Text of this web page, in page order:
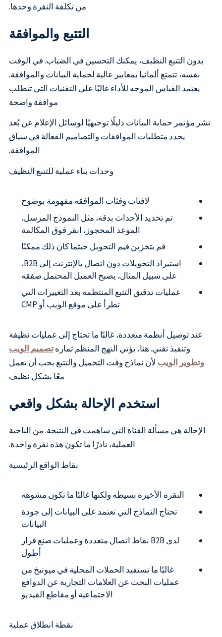
من تكلفة النقرة وحدها.
التتبع والموافقة
بدون التتبع النظيف، يمكنك التحسين في الضباب. في الوقت
نفسه، تتمتع ألمانيا بمعايير عالية لحماية البيانات والموافقة.
يعتمد القياس الموجه للأداء غالبًا على التقنيات التي تتطلب
موافقة واضحة
نشر مؤتمر حماية البيانات دليلًا توجيهيًا لوسائل الإعلام عن بُعد
يحدد متطلبات الموافقات والتصاميم الفعالة في سياق
الموافقة.
وحدات بناء عملية للتتبع النظيف
لافتات وفئات الموافقة مفهومة بوضوح
تم تحديد الأحداث بدقة، مثل النموذج المرسل،
الموعد المحجوز، انقر فوق المكالمة
قم بتخزين قيم التحويل حيثما كان ذلك ممكنًا
استيراد التحويلات دون اتصال بالإنترنت إلى B2B،
على سبيل المثال، يصبح العميل المحتمل صفقة
عمليات تدقيق التتبع المنتظمة بعد التغييرات التي
تطرأ على موقع الويب أو CMP
عند توصيل أنظمة متعددة، غالبًا ما تحتاج إلى عمليات نظيفة
وتنفيذ تقني. هنا، يؤتي النهج المنظم ثمارهتصميم الويب
وتطوير الويب لأن نماذج وقت التحميل والتتبع يجب أن تعمل
معًا بشكل نظيف
استخدم الإحالة بشكل واقعي
الإحالة هي مسألة القناة التي ساهمت في النتيجة. من الناحية
العملية، نادرًا ما تكون هذه نقرة واحدة.
نقاط الواقع الرئيسية
النقرة الأخيرة بسيطة ولكنها غالبًا ما تكون مشوهة
تحتاج النماذج التي تعتمد على البيانات إلى جودة
البيانات
لدى B2B نقاط اتصال متعددة وعمليات صنع قرار
أطول
غالبًا ما تستفيد الحملات المحلية في ميونيخ من
عمليات البحث عن العلامات التجارية عن الدوافع
الاجتماعية أو مقاطع الفيديو
نقطة انطلاق عملية